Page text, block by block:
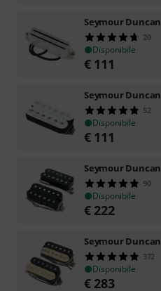
Seymour Duncan
20
Disponibile
€ 111
Seymour Duncan
52
Disponibile
€ 111
Seymour Duncan
90
Disponibile
€ 222
Seymour Duncan
372
Disponibile
€ 283